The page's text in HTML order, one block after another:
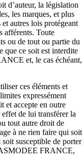
d’auteur, la législation
les marques, et plus
autres lois protégeant
afférents. Toute
ou de tout ou partie du
que ce soit est interdite
et, le cas échéant,
ces éléments et
expressément
accepte en outre
effet de lui transférer la
tout autre droit de
à ne rien faire qui soit
susceptible de porter
ASMODEE FRANCE,